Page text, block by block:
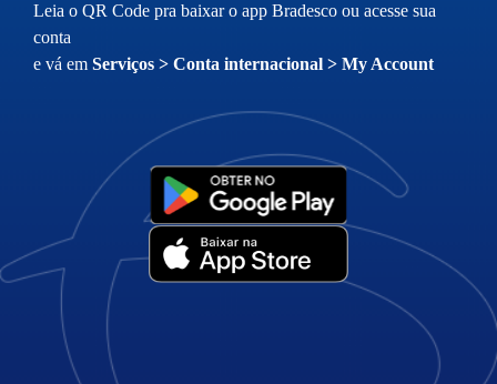
Leia o QR Code pra baixar o app Bradesco ou acesse sua
conta
e vá em Serviços > Conta internacional > My Account